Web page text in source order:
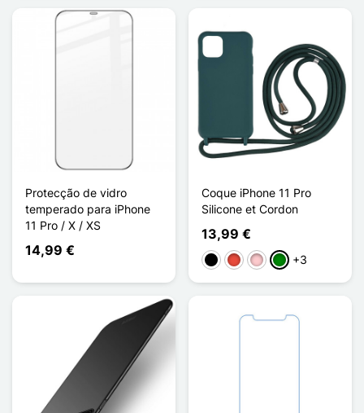
Protecção de vidro
temperado para iPhone
11 Pro / X / XS
14,99 €
Coque iPhone 11 Pro
Silicone et Cordon
13,99 €
PretoVermelho
RosaVerde
+3